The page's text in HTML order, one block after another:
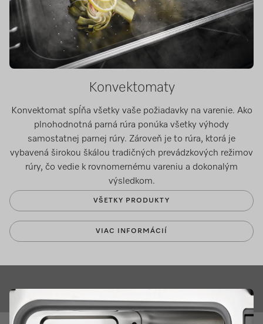
Konvektomaty
Konvektomat spĺňa všetky vaše požiadavky na varenie. Ako
plnohodnotná parná rúra ponúka všetky výhody
samostatnej parnej rúry. Zároveň je to rúra, ktorá je
vybavená širokou škálou tradičných prevádzkových režimov
rúry, čo vedie k rovnomernému vareniu a dokonalým
výsledkom.
VŠETKY PRODUKTY
VIAC INFORMÁCIÍ